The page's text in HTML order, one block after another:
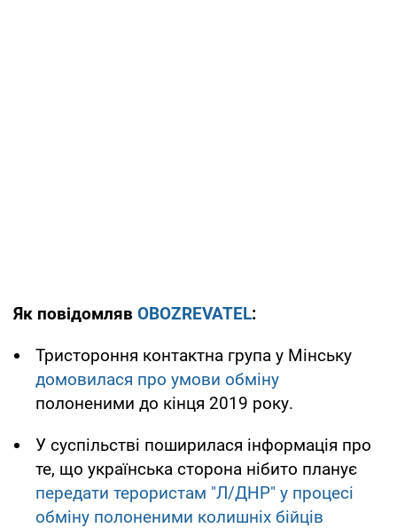
Як повідомляв OBOZREVATEL:
Тристороння контактна група у Мінську
домовилася про умови обміну
полоненими до кінця 2019 року.
У суспільстві поширилася інформація про
те, що українська сторона нібито планує
передати терористам "Л/ДНР" у процесі
обміну полоненими колишніх бійців